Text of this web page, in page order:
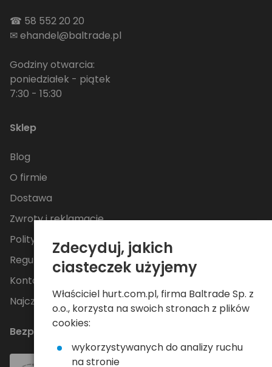
☎ 58 552 20 20
✉ehandel@baltrade.pl
Godziny otwarcia:
poniedziałek - piątek
7:30 - 15:30
Sklep
Blog
O firmie
Dostawa
Zwroty i reklamacje
Polityka Prywatności
Regulamin
Kontakt
Najczęściej zadawane pytania
Bezpieczne płatności
Zdecyduj, jakich
ciasteczek użyjemy
Właściciel hurt.com.pl, firma Baltrade Sp. z
o.o., korzysta na swoich stronach z plików
cookies:
wykorzystywanych do analizy ruchu
na stronie